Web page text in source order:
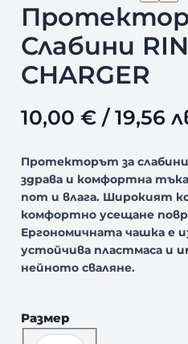
Протектор
Слабини
CHARGER
10,00 €/ 19,56
Протекторът за
здрава и комфортна
пот и влага. Широкият
комфортно усещане
Ергономичната чашка е
устойчива пластмаса и
нейното сваляне.
Размер